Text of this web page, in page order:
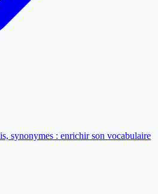
synonymes : enrichir son vocabulaire